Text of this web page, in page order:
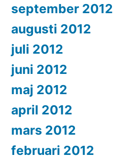
september 2012
augusti 2012
juli 2012
juni 2012
maj 2012
april 2012
mars 2012
februari 2012